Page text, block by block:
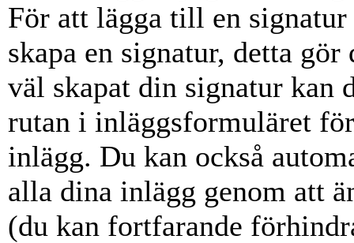
För att lägga till en
skapa en signatur, detta
väl skapat din signatur kan
rutan i inläggsformuläret
inlägg. Du kan också
alla dina inlägg genom att
(du kan fortfarande